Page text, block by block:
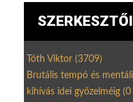
Tóth Viktor (3709)
Brutális tempó és
kihívás idei győzelméig (0